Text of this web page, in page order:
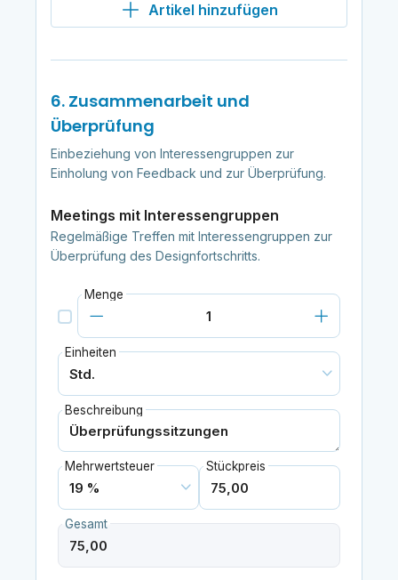
Artikel hinzufügen
6. Zusammenarbeit und
Überprüfung
Einbeziehung von Interessengruppen zur
Einholung von Feedback und zur Überprüfung.
Meetings mit Interessengruppen
Regelmäßige Treffen mit Interessengruppen zur
Überprüfung des Designfortschritts.
Menge
Einheiten
Beschreibung
Mehrwertsteuer Stückpreis
Gesamt